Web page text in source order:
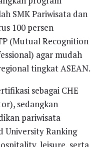
SMK Pariwisata dan
100 persen
(Mutual Recognition
agar mudah
tingkat ASEAN.
sebagai CHE
sedangkan
pariwisata
University Ranking